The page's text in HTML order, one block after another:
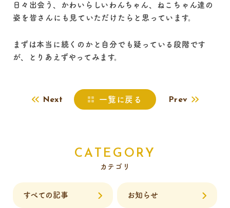
日々出会う、かわいらしいわんちゃん、ねこちゃん達の
姿を皆さんにも見ていただけたらと思っています。
まずは本当に続くのかと自分でも疑っている段階です
が、とりあえずやってみます。
Next 一覧に戻る Prev
CATEGORY
カテゴリ
すべての記事 お知らせ